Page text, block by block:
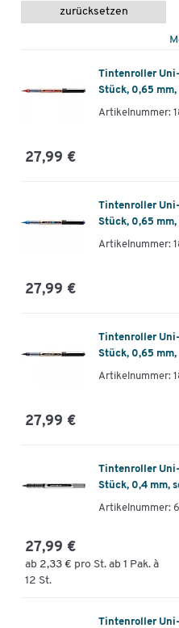
zurücksetzen
Tintenroller
Stück, 0,65 mm,
Artikelnummer:
27,99 €
Tintenroller
Stück, 0,65 mm,
Artikelnummer:
27,99 €
Tintenroller
Stück, 0,65 mm,
Artikelnummer:
27,99 €
Tintenroller
Stück, 0,4 mm,
Artikelnummer:
27,99 €
ab 2,33 € pro St. ab 1 Pak. à
12 St.
Tintenroller